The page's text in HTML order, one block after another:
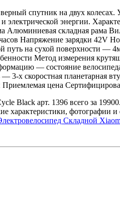
спутник на двух
электрической энергии.
складная рама
Напряжение зарядки
путь на сухой поверхности
Метод измерения
— состояние
х скоростная планетарная
Приемлемая цена
Black арт. 1396 всего за
характеристики,
Складной